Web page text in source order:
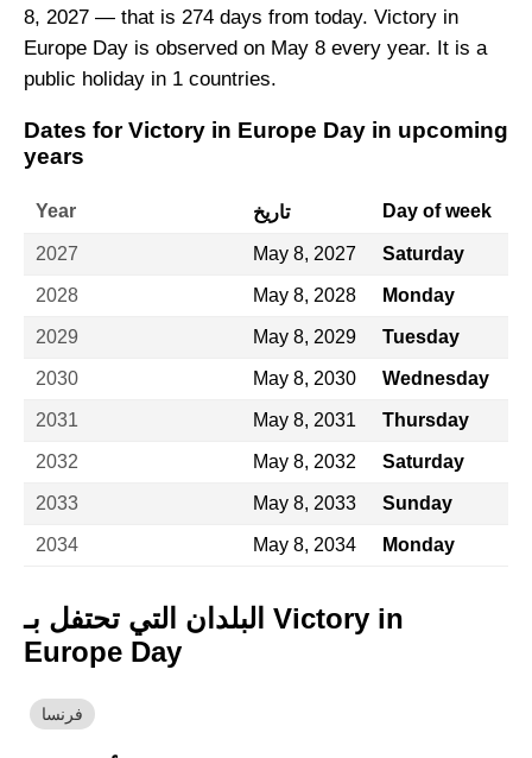
8, 2027 — that is 274 days from today. Victory in
Europe Day is observed on May 8 every year. It is a
public holiday in 1 countries.
Dates for Victory in Europe Day in upcoming
years
Year تاريخ Day of week
2027 May 8, 2027 Saturday
2028 May 8, 2028 Monday
2029 May 8, 2029 Tuesday
2030 May 8, 2030 Wednesday
2031 May 8, 2031 Thursday
2032 May 8, 2032 Saturday
2033 May 8, 2033 Sunday
2034 May 8, 2034 Monday
البلدان التي تحتفل بـ Victory in
Europe Day
فرنسا